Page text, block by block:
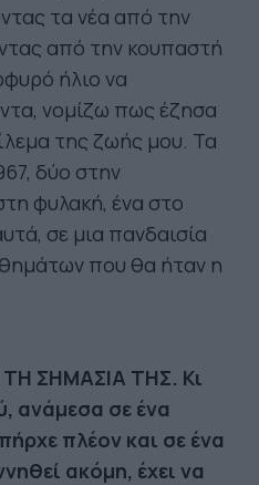
τα νέα από την
από την κουπαστή
ήλιο να
νομίζω πως έζησα
της ζωής μου. Τα
δύο στην
φυλακή, ένα στο
σε μια πανδαισία
που θα ήταν η
ΣΗΜΑΣΙΑ ΤΗΣ. Κι
ανάμεσα σε ένα
πλέον και σε ένα
ακόμη, έχει να